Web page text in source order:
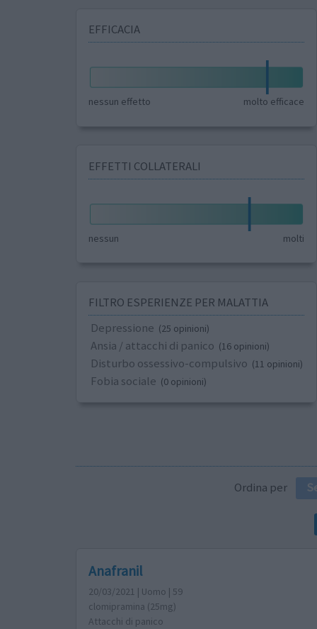
EFFICACIA
nessun effetto molto efficace
EFFETTI COLLATERALI
nessun molti
FILTRO ESPERIENZE PER MALATTIA
Depressione (25 opinioni)
Ansia / attacchi di panico (16 opinioni)
Disturbo ossessivo-compulsivo (11 opinioni)
Fobia sociale (0 opinioni)
Ordina per
Anafranil
20/03/2021 | Uomo | 59
clomipramina (25mg)
Attacchi di panico